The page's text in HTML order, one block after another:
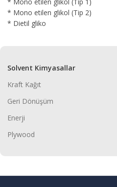
* Mono etilen glikol (Tip 2)
* Dietil gliko
Solvent Kimyasallar
Kraft Kağıt
Geri Dönüşüm
Enerji
Plywood